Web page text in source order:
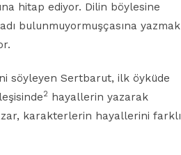
hitap ediyor. Dilin böylesine
bulunmuyormuşçasına yazmak
söyleyen Sertbarut, ilk öyküde
2 hayallerin yazarak
karakterlerin hayallerini farklı